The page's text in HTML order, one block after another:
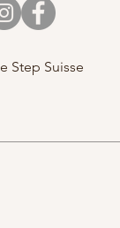
Step Suisse